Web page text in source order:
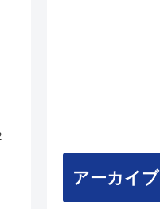
アーカイブ